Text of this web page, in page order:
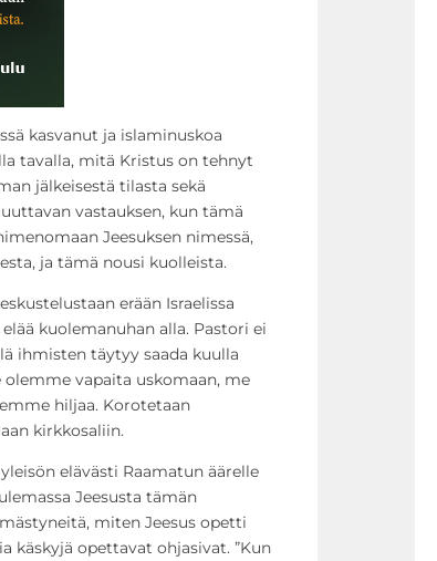
kasvanut ja islaminuskoa
tavalla, mitä Kristus on tehnyt
jälkeisestä tilasta sekä
vastauksen, kun tämä
Jeesuksen nimessä,
ja tämä nousi kuolleista.
erään Israelissa
kuolemanuhan alla. Pastori ei
ihmisten täytyy saada kuulla
olemme vapaita uskomaan, me
hiljaa. Korotetaan
kirkkosaliin.
elävästi Raamatun äärelle
Jeesusta tämän
miten Jeesus opetti
käskyjä opettavat ohjasivat. ”Kun